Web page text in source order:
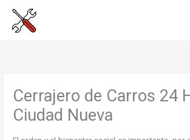
Cerrajero de Carros 24
Ciudad Nueva